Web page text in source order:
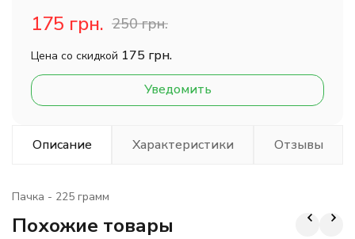
175 грн. 250 грн.
Цена со скидкой 175 грн.
Уведомить
Описание Характеристики Отзывы
Пачка - 225 грамм
Похожие товары